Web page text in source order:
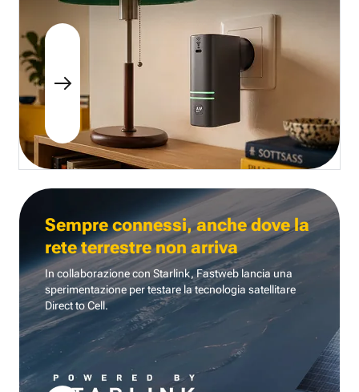
Sempre connessi, anche dove la
rete terrestre non arriva
In collaborazione con Starlink, Fastweb lancia una
sperimentazione per testare la tecnologia satellitare
Direct to Cell.